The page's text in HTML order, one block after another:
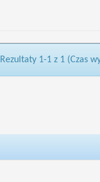
Rezultaty 1-1 z 1 (Czas